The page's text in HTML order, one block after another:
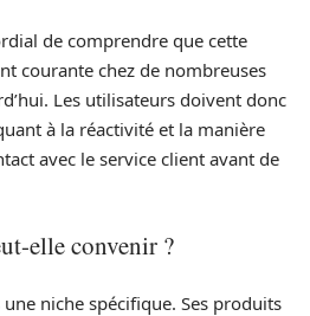
de comprendre que cette
courante chez de nombreuses
Les utilisateurs doivent donc
à la réactivité et la manière
avec le service client avant de
elle convenir ?
niche spécifique. Ses produits